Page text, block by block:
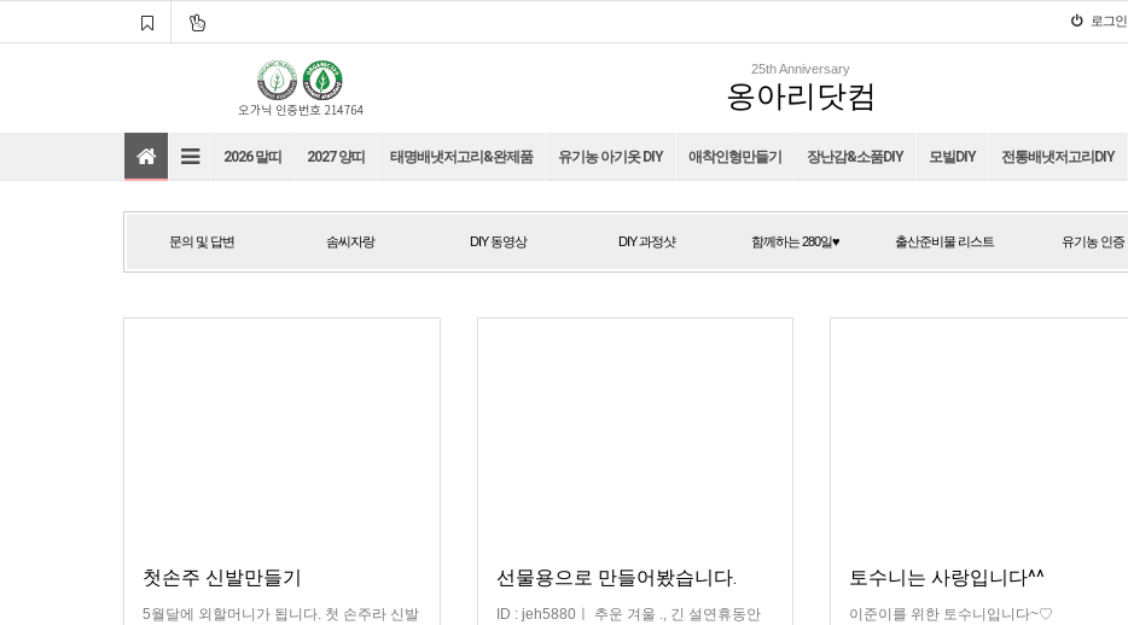
로그인
25th Anniversary
옹아리닷컴
2026 말띠 2027 양띠 태명배냇저고리&완제품 유기농 아기옷 DIY 애착인형만들기 장난감&소품DIY 모빌DIY 전통배냇저고리DIY
문의 및 답변 솜씨자랑 DIY 동영상 DIY 과정샷 함께하는 280일♥ 출산준비물 리스트 유기농 인증
첫손주 신발만들기
5월달에 외할머니가 됩니다. 첫 손주라 신발
선물용으로 만들어봤습니다.
ID : jeh5880ㅣ 추운 겨울 ., 긴 설연휴동안
토수니는 사랑입니다^^
이준이를 위한 토수니입니다~♡